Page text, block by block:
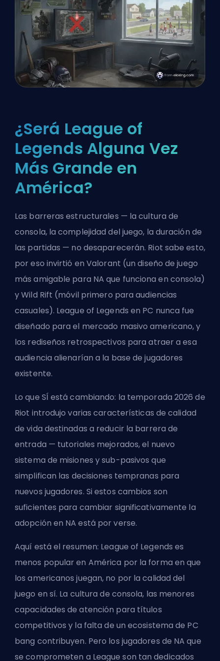
¿Será League of
Legends Alguna Vez
Más Grande en
América?
Las barreras estructurales — la cultura de
consola, la complejidad del juego, la duración de
las partidas — no desaparecerán. Riot sabe esto,
por eso invirtió en Valorant (un diseño de juego
más amigable para NA que funciona en consola)
y Wild Rift (móvil primero para audiencias
casuales). League of Legends en PC nunca fue
diseñado para el mercado masivo americano, y
los rediseños retrospectivos para atraer a esa
audiencia alienarían a la base de jugadores
existente.
Lo que SÍ está cambiando: la temporada 2026 de
Riot introdujo varias características de calidad
de vida destinadas a reducir la barrera de
entrada — tutoriales mejorados, el nuevo
sistema de misiones y sub-pasivos que
simplifican las decisiones tempranas para
nuevos jugadores. Si estos cambios son
suficientes para cambiar significativamente la
adopción en NA está por verse.
Aquí está el resumen: League of Legends es
menos popular en América por la forma en que
los americanos juegan, no por la calidad del
juego en sí. La cultura de consola, las menores
capacidades de atención para títulos
competitivos y la falta de un ecosistema de PC
bang contribuyen. Pero los jugadores de NA que
se comprometen a League son tan dedicados